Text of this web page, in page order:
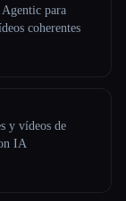
para
coherentes
y vídeos de
IA